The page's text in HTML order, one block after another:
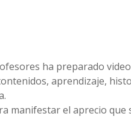
ha preparado
aprendizaje,
manifestar el aprecio